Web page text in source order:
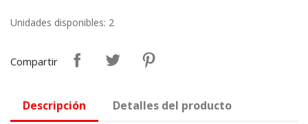
Unidades disponibles: 2
Compartir
Descripción Detalles del producto